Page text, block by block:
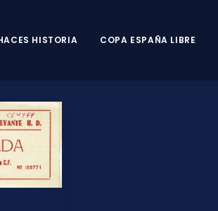
HISTORIA COPA ESPAÑA LIBRE